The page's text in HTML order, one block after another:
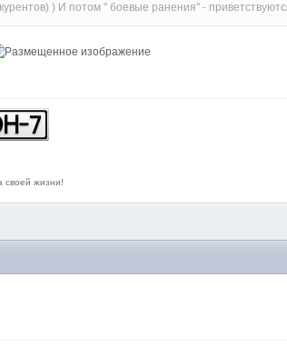
) И потом " боевые ранения" -
своей жизни!